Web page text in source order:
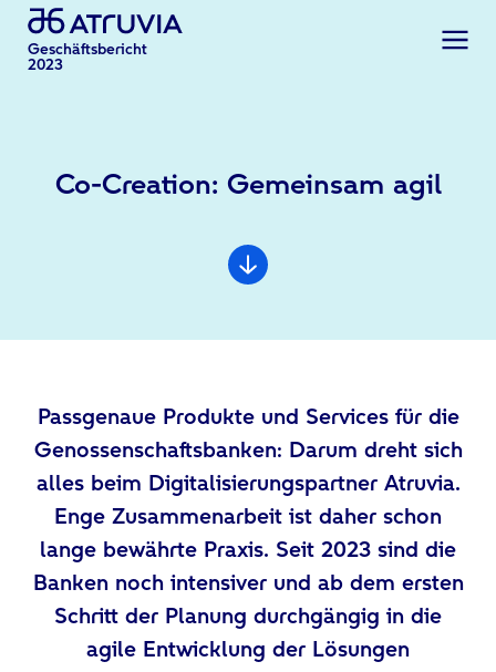
Geschäftsbericht
2023
Co-Creation: Gemeinsam agil
Passgenaue Produkte und Services für die
Genossenschaftsbanken: Darum dreht sich
alles beim Digitalisierungspartner Atruvia.
Enge Zusammenarbeit ist daher schon
lange bewährte Praxis. Seit 2023 sind die
Banken noch intensiver und ab dem ersten
Schritt der Planung durchgängig in die
agile Entwicklung der Lösungen